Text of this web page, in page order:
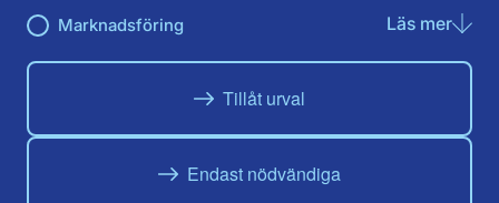
Marknadsföring Läs merom
Tillåt urval
Endast nödvändiga
Facebook
Instagram